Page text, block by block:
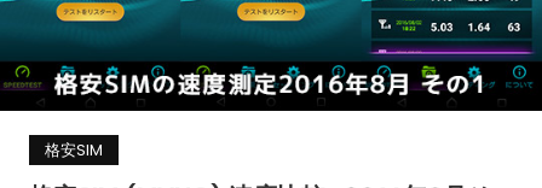
格安SIM